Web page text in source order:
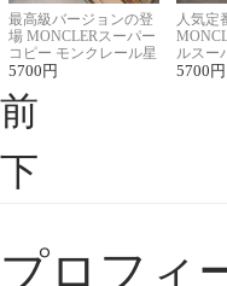
最高級バージョンの登
場 MONCLERスーパー
コピー モンクレール星
座半袖Tシャツ
5700 円
人気定
ルスー
ント半
5700 円
前
下
プロフィ